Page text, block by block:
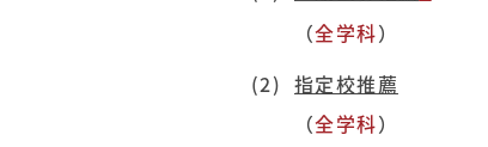
（全学科）
指定校推薦
（全学科）